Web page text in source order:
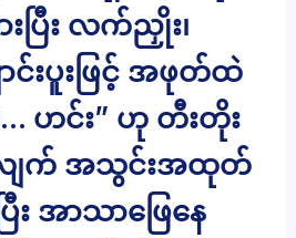
ပြီး လက်ညှိုး၊
င်းပူးဖြင့် အဖုတ်ထဲ
ဟင်း” ဟု တီးတိုး
ျက် အသွင်းအထုတ်
အာသာဖြေနေ